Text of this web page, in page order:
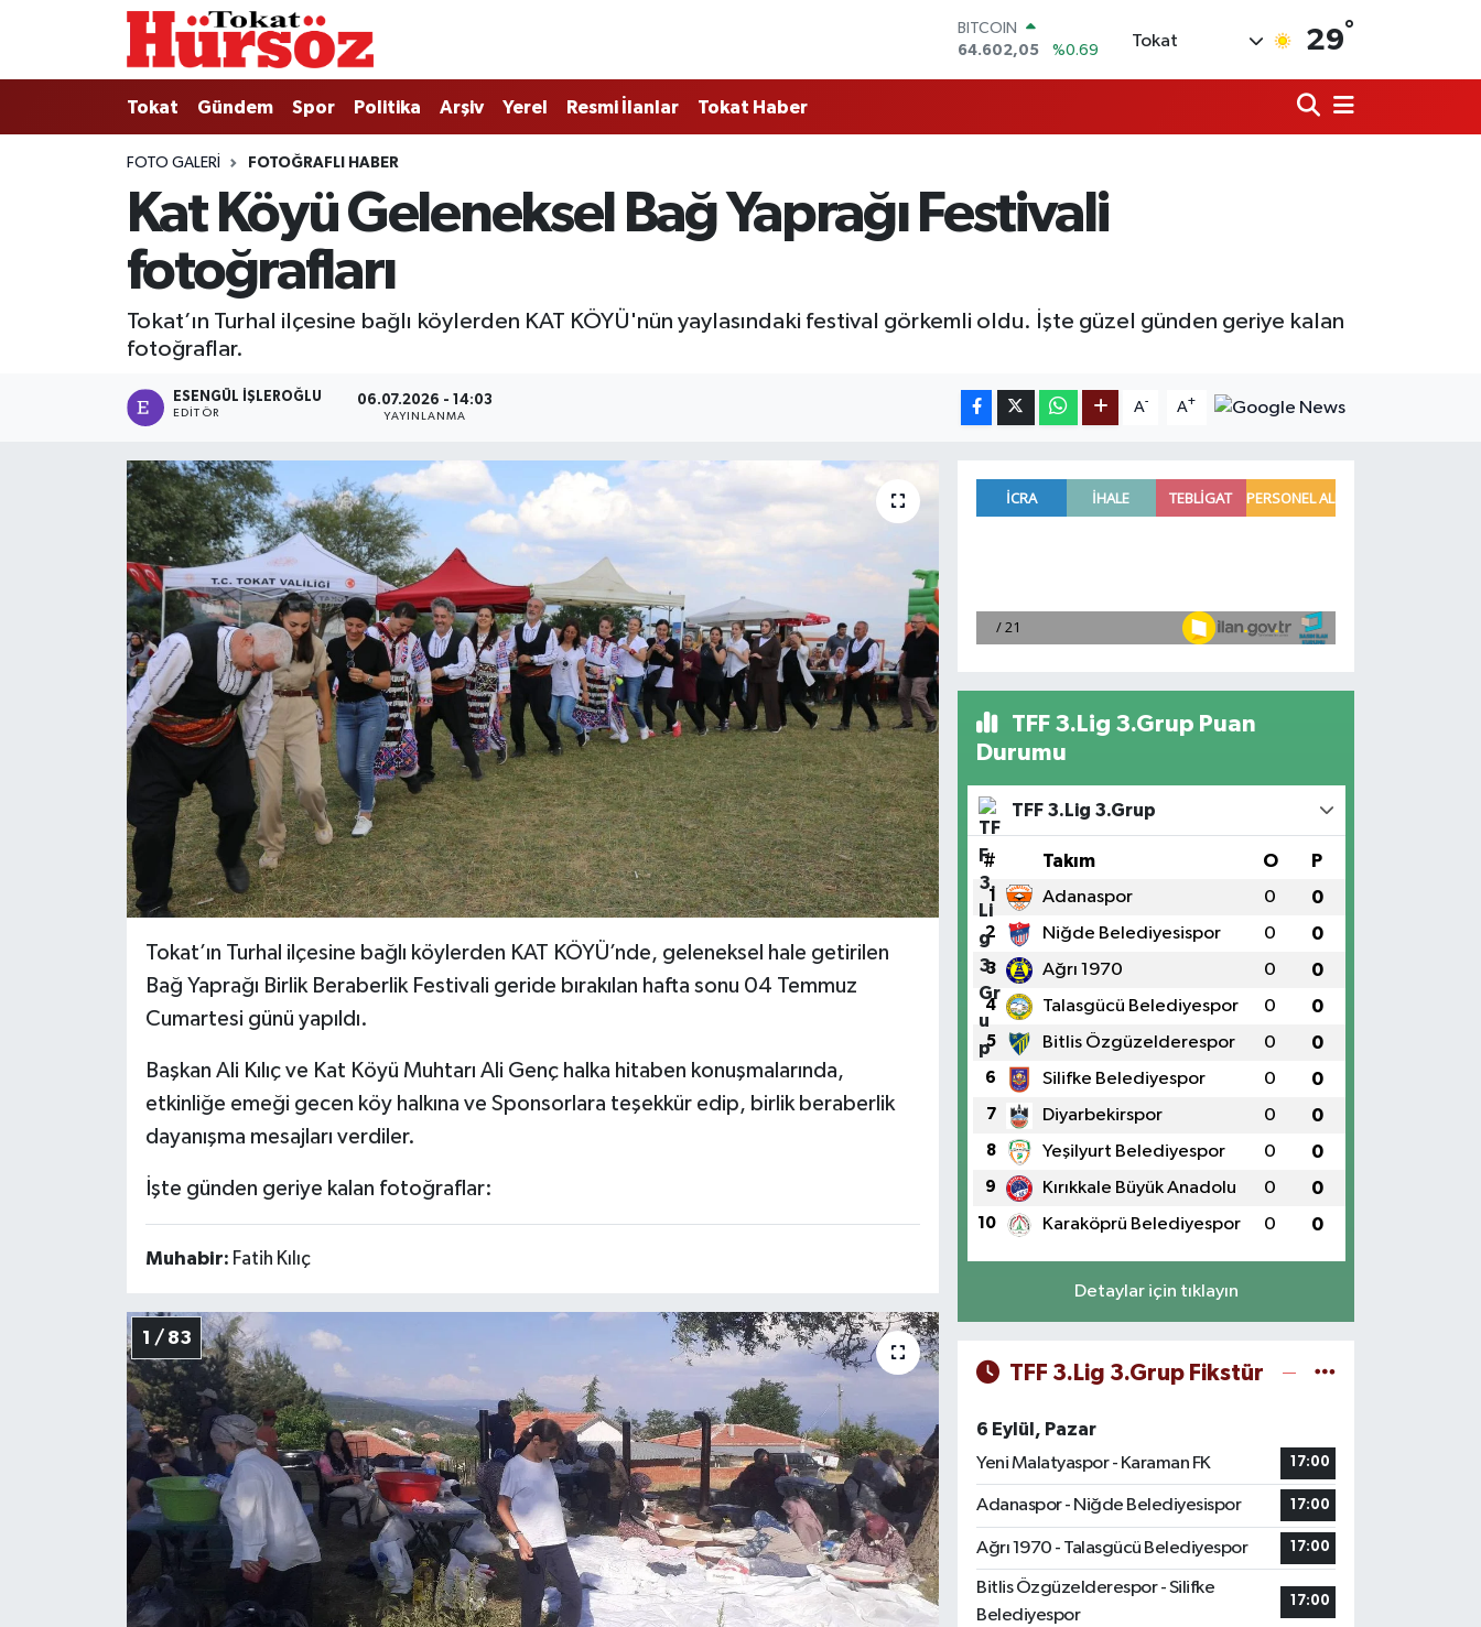
DOLAR
47,6006
%0.06
64,2398
%0.2
BİST100
13.768
%48
Tokat 29°
Tokat Gündem Spor Politika Arşiv Yerel Resmi İlanlar Tokat Haber
FOTO GALERI FOTOĞRAFLI HABER
Kat Köyü Geleneksel Bağ Yaprağı Festivali
fotoğrafları
Tokat’ın Turhal ilçesine bağlı köylerden KAT KÖYÜ'nün yaylasındaki festival görkemli oldu. İşte güzel günden geriye kalan
fotoğraflar.
ESENGÜL İŞLEROĞLU
EDITÖR
06.07.2026 - 14:03
YAYINLANMA
A- A+
Tokat’ın Turhal ilçesine bağlı köylerden KAT KÖYÜ’nde, geleneksel hale getirilen
Bağ Yaprağı Birlik Beraberlik Festivali geride bırakılan hafta sonu 04 Temmuz
Cumartesi günü yapıldı.
Başkan Ali Kılıç ve Kat Köyü Muhtarı Ali Genç halka hitaben konuşmalarında,
etkinliğe emeği gecen köy halkına ve Sponsorlara teşekkür edip, birlik beraberlik
dayanışma mesajları verdiler.
İşte günden geriye kalan fotoğraflar:
Muhabir: Fatih Kılıç
1 / 83
TFF 3.Lig 3.Grup Puan
Durumu
TFF 3.Lig 3.Grup
# Takım O P
1 Adanaspor 0 0
2 Niğde Belediyesispor 0 0
3 Ağrı 1970 0 0
4 Talasgücü Belediyespor 0 0
5 Bitlis Özgüzelderespor 0 0
6 Silifke Belediyespor 0 0
7 Diyarbekirspor 0 0
8 Yeşilyurt Belediyespor 0 0
9 Kırıkkale Büyük Anadolu 0 0
10 Karaköprü Belediyespor 0 0
Detaylar için tıklayın
TFF 3.Lig 3.Grup Fikstür
6 Eylül, Pazar
Yeni Malatyaspor - Karaman FK
17:00
Adanaspor - Niğde Belediyesispor 17:00
Ağrı 1970 - Talasgücü Belediyespor 17:00
Bitlis Özgüzelderespor - Silifke
Belediyespor
17:00
Tokat
Türkiye Gündemi
Gündem
Tokat Spor
Ekonomi
Tokat Haber
Nöbetçi Eczaneler
Hava Durumu
Tokat Namaz Vakitleri
Trafik Durumu
Tüm Manşetler
Son Dakika Haberleri
Haber Arşivi